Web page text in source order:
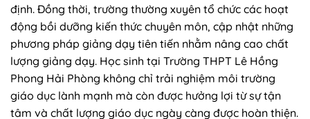
định. Đồng thời, trường thường xuyên tổ chức các hoạt
động bồi dưỡng kiến thức chuyên môn, cập nhật những
phương pháp giảng dạy tiên tiến nhằm nâng cao chất
lượng giảng dạy. Học sinh tại Trường THPT Lê Hồng
Phong Hải Phòng không chỉ trải nghiệm môi trường
giáo dục lành mạnh mà còn được hưởng lợi từ sự tận
tâm và chất lượng giáo dục ngày càng được hoàn thiện.